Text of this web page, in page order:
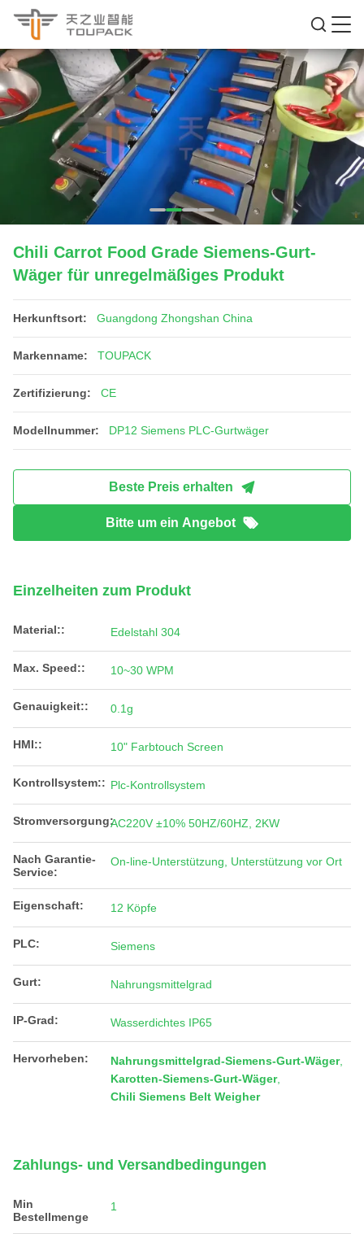
Chili Carrot Food Grade Siemens-Gurt-
Wäger für unregelmäßiges Produkt
Herkunftsort: Guangdong Zhongshan China
Markenname: TOUPACK
Zertifizierung: CE
Modellnummer: DP12 Siemens PLC-Gurtwäger
Beste Preis erhalten
Bitte um ein Angebot
Einzelheiten zum Produkt
Material:: Edelstahl 304
Max. Speed:: 10~30 WPM
Genauigkeit:: 0.1g
HMI:: 10" Farbtouch Screen
Kontrollsystem:: Plc-Kontrollsystem
Stromversorgung:AC220V ±10% 50HZ/60HZ, 2KW
Nach Garantie-
Service:
On-line-Unterstützung, Unterstützung vor Ort
Eigenschaft: 12 Köpfe
PLC: Siemens
Gurt: Nahrungsmittelgrad
IP-Grad: Wasserdichtes IP65
Hervorheben: Nahrungsmittelgrad-Siemens-Gurt-Wäger,
Karotten-Siemens-Gurt-Wäger,
Chili Siemens Belt Weigher
Zahlungs- und Versandbedingungen
Min
Bestellmenge
1